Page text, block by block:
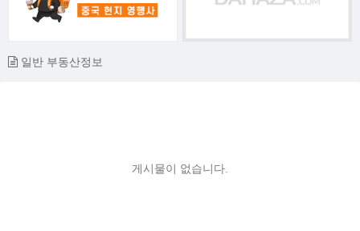
일반 부동산정보
게시물이 없습니다.